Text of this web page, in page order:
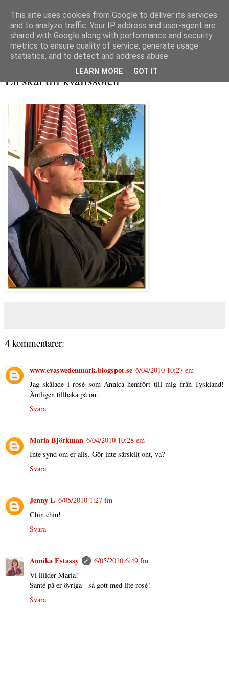
En skål till kvällssolen
4 kommentarer:
www.evaswedenmark.blogspot.se 6/04/2010 10:27 em
Jag skålade i rosé som Annica hemfört till mig från Tyskland!
Äntligen tillbaka på ön.
Svara
Maria Björkman 6/04/2010 10:28 em
Inte synd om er alls. Gör inte särskilt ont, va?
Svara
Jenny L 6/05/2010 1:27 fm
Chin chin!
Svara
Annika Estassy
6/05/2010 6:49 fm
Vi liiider Maria!
Santé på er övriga - så gott med lite rosé!
Svara
This site uses cookies from Google to deliver its services
and to analyze traffic. Your IP address and user-agent are
shared with Google along with performance and security
metrics to ensure quality of service, generate usage
statistics, and to detect and address abuse.
LEARN MORE GOT IT